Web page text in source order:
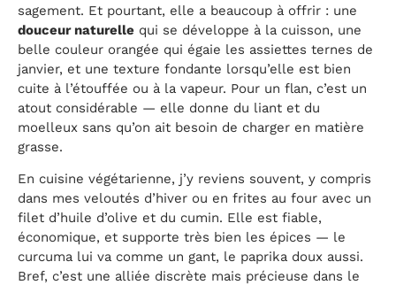
sagement. Et pourtant, elle a beaucoup à offrir : une
douceur naturelle qui se développe à la cuisson, une
belle couleur orangée qui égaie les assiettes ternes de
janvier, et une texture fondante lorsqu’elle est bien
cuite à l’étouffée ou à la vapeur. Pour un flan, c’est un
atout considérable — elle donne du liant et du
moelleux sans qu’on ait besoin de charger en matière
grasse.
En cuisine végétarienne, j’y reviens souvent, y compris
dans mes veloutés d’hiver ou en frites au four avec un
filet d’huile d’olive et du cumin. Elle est fiable,
économique, et supporte très bien les épices — le
curcuma lui va comme un gant, le paprika doux aussi.
Bref, c’est une alliée discrète mais précieuse dans le